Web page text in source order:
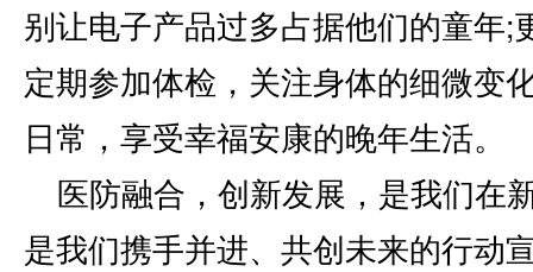
别让电子产品过多占据他们的童年;
定期参加体检，关注身体的细微变
日常，享受幸福安康的晚年生活。
医防融合，创新发展，是我们在
是我们携手并进、共创未来的行动